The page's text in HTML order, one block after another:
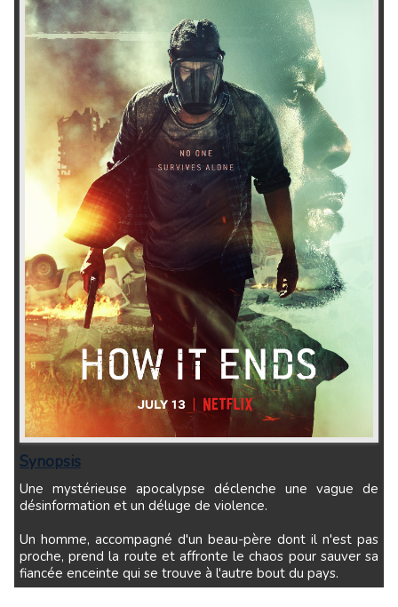
Synopsis
Une mystérieuse apocalypse déclenche une vague de
désinformation et un déluge de violence.
Un homme, accompagné d'un beau-père dont il n'est pas
proche, prend la route et affronte le chaos pour sauver sa
fiancée enceinte qui se trouve à l'autre bout du pays.